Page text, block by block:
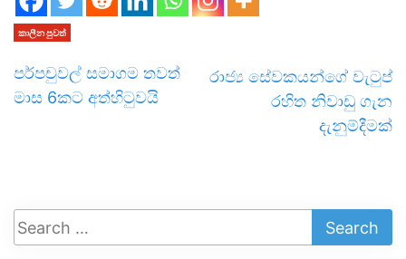
කාලීන පුවත්
පර්පචුවල් සමාගම තවත්
මාස 6කට අත්හිටුවයි
රාජ්‍ය සේවකයන්ගේ වැටුප්
රහිත නිවාඩු ගැන
දැනුම්දීමක්